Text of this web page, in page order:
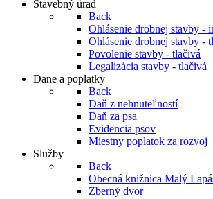
Stavebný úrad
Back
Ohlásenie drobnej stavby -
Ohlásenie drobnej stavby -
Povolenie stavby - tlačivá
Legalizácia stavby - tlačivá
Dane a poplatky
Back
Daň z nehnuteľností
Daň za psa
Evidencia psov
Miestny poplatok za rozvoj
Služby
Back
Obecná knižnica Malý
Zberný dvor